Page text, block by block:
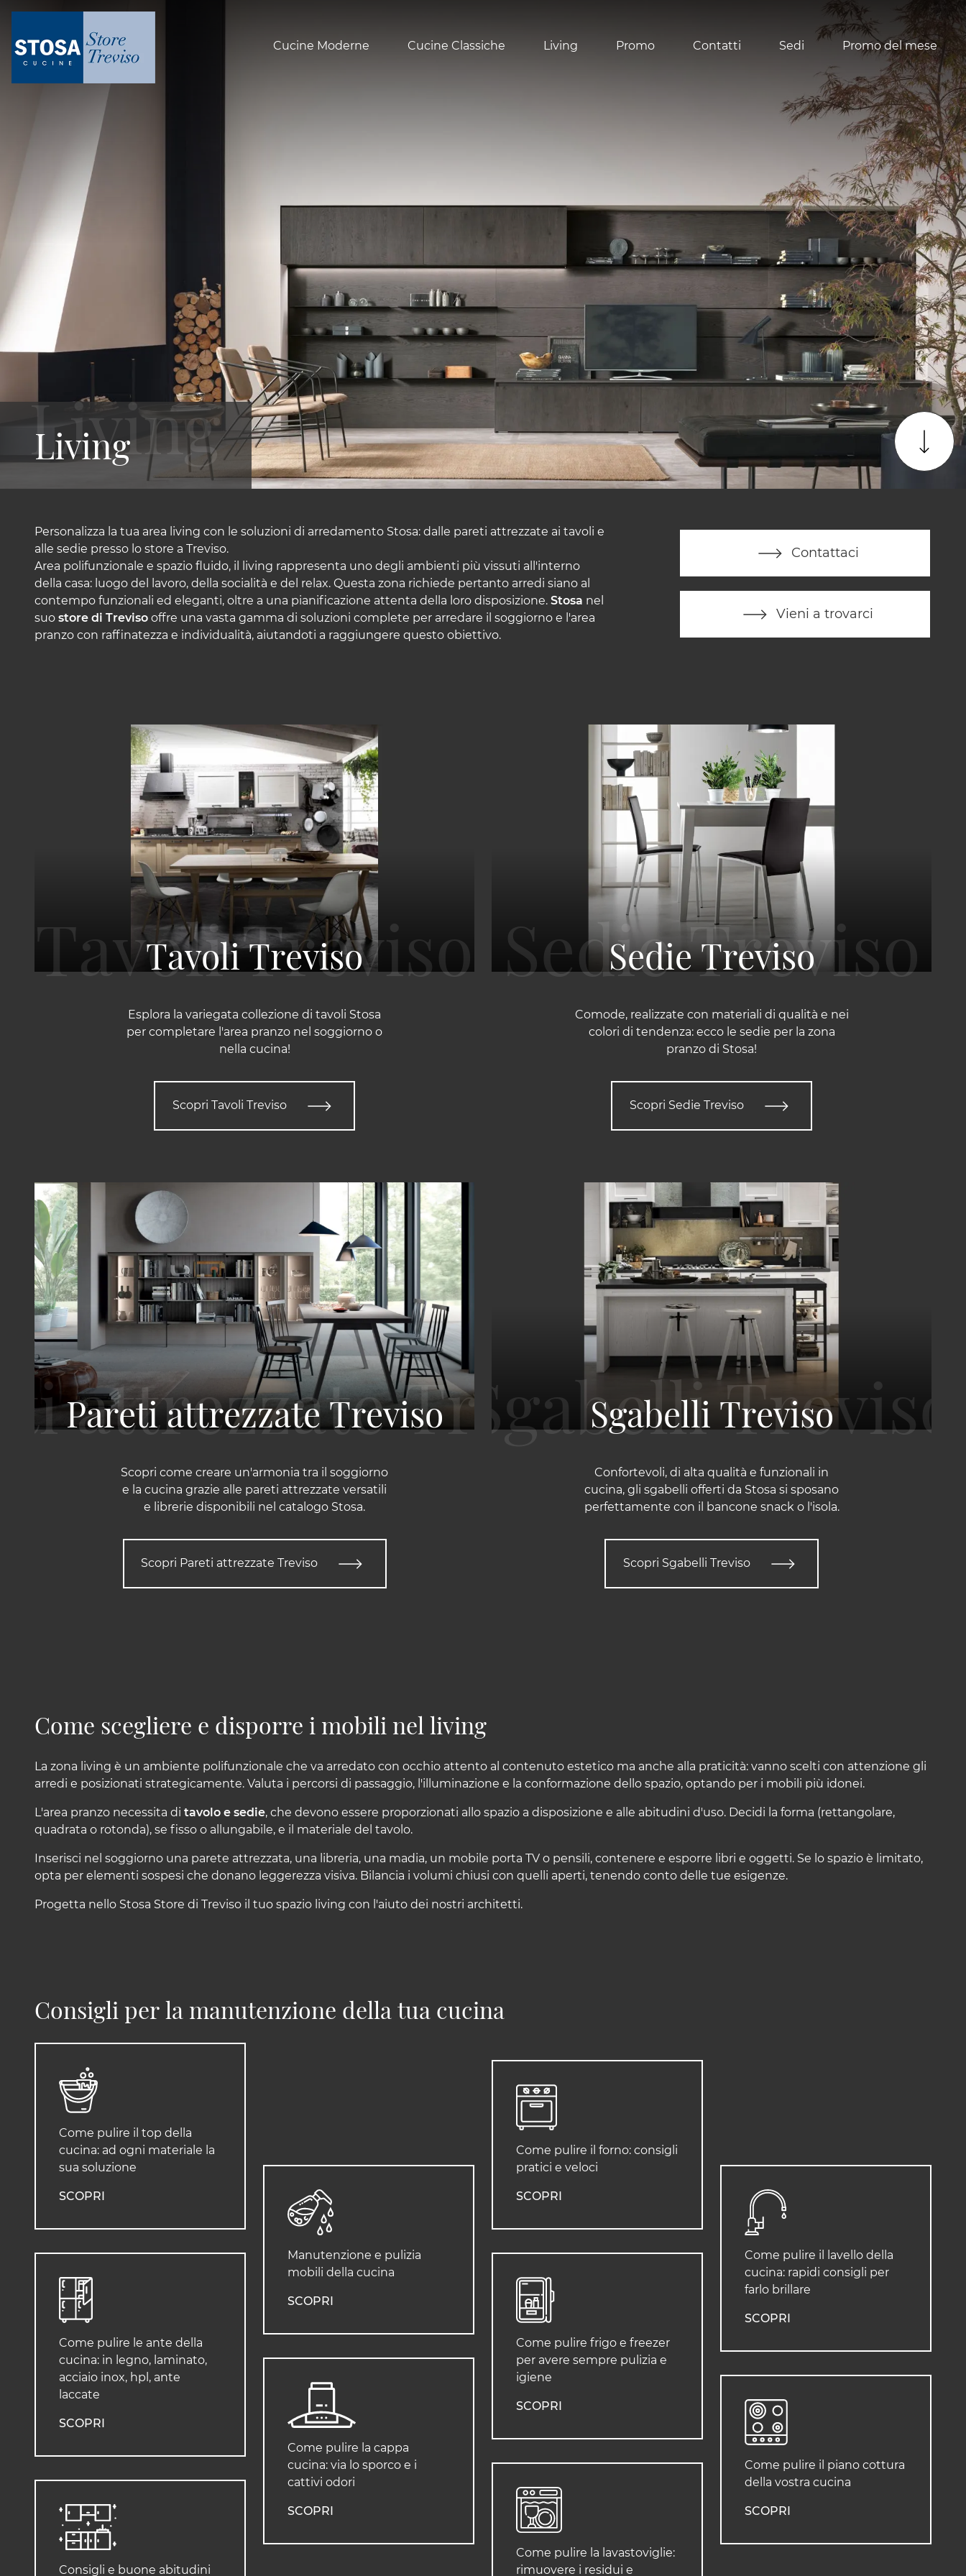
Cucine Moderne Cucine Classiche Living Promo Contatti Sedi Promo del mese
Tavoli Treviso
Esplora la variegata collezione di tavoli Stosa
per completare l'area pranzo nel soggiorno o
nella cucina!
Scopri Tavoli Treviso
Sedie Treviso
Comode, realizzate con materiali di qualità e nei
colori di tendenza: ecco le sedie per la zona
pranzo di Stosa!
Scopri Sedie Treviso
Pareti attrezzate Treviso
Scopri come creare un'armonia tra il soggiorno
e la cucina grazie alle pareti attrezzate versatili
e librerie disponibili nel catalogo Stosa.
Scopri Pareti attrezzate Treviso
Sgabelli Treviso
Confortevoli, di alta qualità e funzionali in
cucina, gli sgabelli offerti da Stosa si sposano
perfettamente con il bancone snack o l'isola.
Scopri Sgabelli Treviso
Living
Personalizza la tua area living con le soluzioni di arredamento Stosa: dalle pareti attrezzate ai tavoli e
alle sedie presso lo store a Treviso.
Area polifunzionale e spazio fluido, il living rappresenta uno degli ambienti più vissuti all'interno
della casa: luogo del lavoro, della socialità e del relax. Questa zona richiede pertanto arredi siano al
contempo funzionali ed eleganti, oltre a una pianificazione attenta della loro disposizione. Stosa nel
suo store di Treviso offre una vasta gamma di soluzioni complete per arredare il soggiorno e l'area
pranzo con raffinatezza e individualità, aiutandoti a raggiungere questo obiettivo.
Contattaci
Vieni a trovarci
Come scegliere e disporre i mobili nel living
La zona living è un ambiente polifunzionale che va arredato con occhio attento al contenuto estetico ma anche alla praticità: vanno scelti con attenzione gli
arredi e posizionati strategicamente. Valuta i percorsi di passaggio, l'illuminazione e la conformazione dello spazio, optando per i mobili più idonei.
L'area pranzo necessita di tavolo e sedie, che devono essere proporzionati allo spazio a disposizione e alle abitudini d'uso. Decidi la forma (rettangolare,
quadrata o rotonda), se fisso o allungabile, e il materiale del tavolo.
Inserisci nel soggiorno una parete attrezzata, una libreria, una madia, un mobile porta TV o pensili, contenere e esporre libri e oggetti. Se lo spazio è limitato,
opta per elementi sospesi che donano leggerezza visiva. Bilancia i volumi chiusi con quelli aperti, tenendo conto delle tue esigenze.
Progetta nello Stosa Store di Treviso il tuo spazio living con l'aiuto dei nostri architetti.
Consigli per la manutenzione della tua cucina
Come pulire il top della
cucina: ad ogni materiale la
sua soluzione
SCOPRI
Come pulire le ante della
cucina: in legno, laminato,
acciaio inox, hpl, ante
laccate
SCOPRI
Consigli e buone abitudini
Manutenzione e pulizia
mobili della cucina
SCOPRI
Come pulire la cappa
cucina: via lo sporco e i
cattivi odori
SCOPRI
Come pulire il forno: consigli
pratici e veloci
SCOPRI
Come pulire frigo e freezer
per avere sempre pulizia e
igiene
SCOPRI
Come pulire la lavastoviglie:
rimuovere i residui e
Come pulire il lavello della
cucina: rapidi consigli per
farlo brillare
SCOPRI
Come pulire il piano cottura
della vostra cucina
SCOPRI